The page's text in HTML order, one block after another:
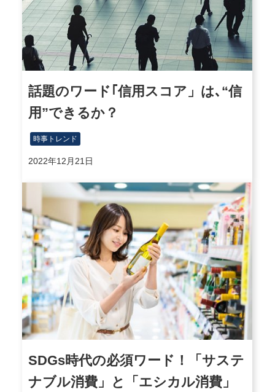
話題のワード｢信用スコア」は､“信
用”できるか？
時事トレンド
2022年12月21日
SDGs時代の必須ワード！「サステ
ナブル消費」と「エシカル消費」